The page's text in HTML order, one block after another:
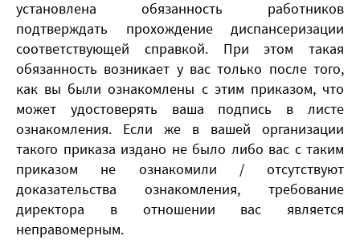
установлена обязанность работников
подтверждать прохождение диспансеризации
соответствующей справкой. При этом такая
обязанность возникает у вас только после того,
как вы были ознакомлены с этим приказом, что
может удостоверять ваша подпись в листе
ознакомления. Если же в вашей организации
такого приказа издано не было либо вас с таким
приказом не ознакомили / отсутствуют
доказательства ознакомления, требование
директора в отношении вас является
неправомерным.